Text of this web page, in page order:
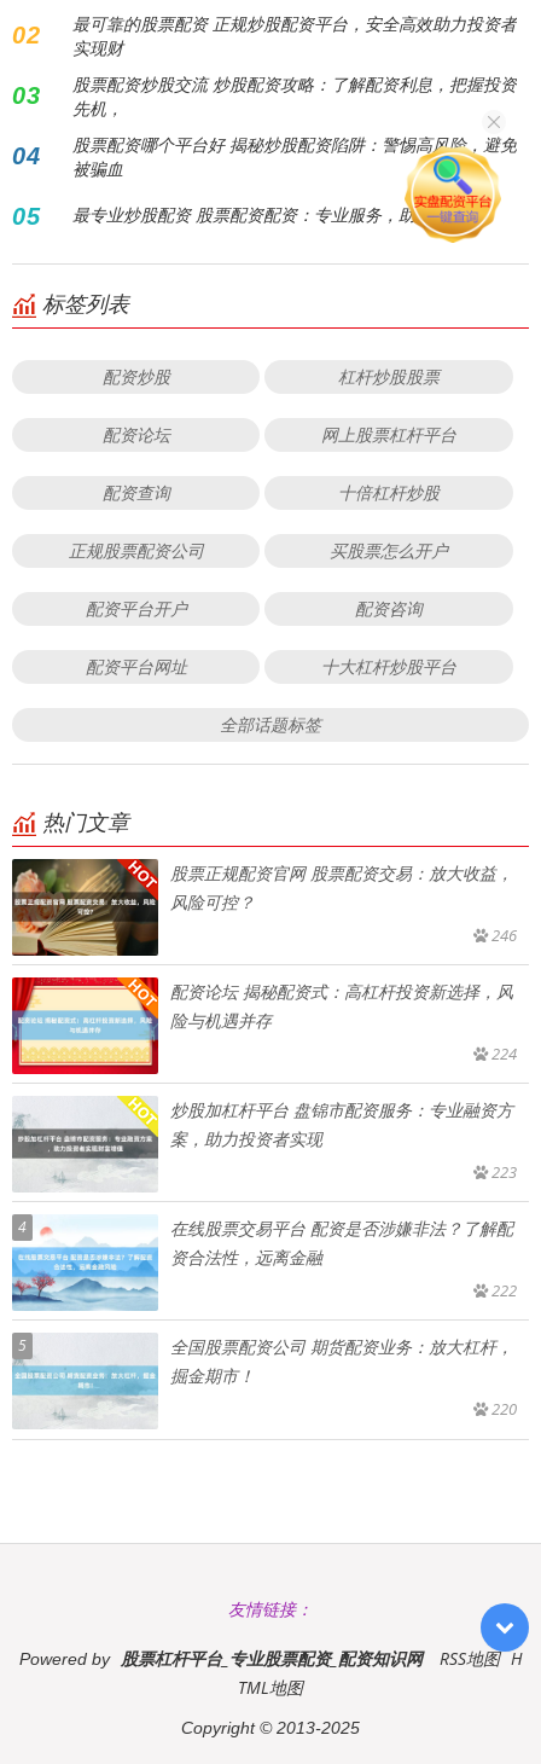
02
最可靠的股票配资 正规炒股配资平台，安全高效助力投资者
实现财
03
股票配资炒股交流 炒股配资攻略：了解配资利息，把握投资
先机，
04
股票配资哪个平台好 揭秘炒股配资陷阱：警惕高风险，避免
被骗血
05 最专业炒股配资 股票配资配资：专业服务，助您增值。
标签列表
配资炒股 杠杆炒股股票
配资论坛 网上股票杠杆平台
配资查询 十倍杠杆炒股
正规股票配资公司 买股票怎么开户
配资平台开户 配资咨询
配资平台网址 十大杠杆炒股平台
全部话题标签
热门文章
股票正规配资官网 股票配资交易：放大收益，
风险可控？
246
配资论坛 揭秘配资式：高杠杆投资新选择，风
险与机遇并存
224
炒股加杠杆平台 盘锦市配资服务：专业融资方
案，助力投资者实现
223
4
在线股票交易平台 配资是否涉嫌非法？了解配
资合法性，远离金融
222
5
全国股票配资公司 期货配资业务：放大杠杆，
掘金期市！
220
友情链接：
Powered by 股票杠杆平台_专业股票配资_配资知识网 RSS地图 H
TML地图
Copyright© 2013-2025